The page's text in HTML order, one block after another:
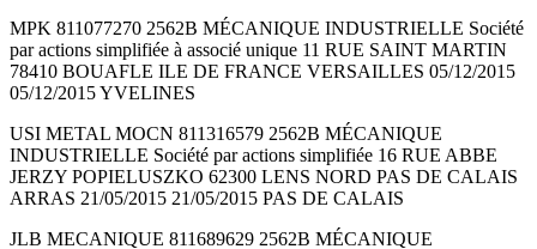
MPK 811077270 2562B MÉCANIQUE INDUSTRIELLE Société
par actions simplifiée à associé unique 11 RUE SAINT MARTIN
78410 BOUAFLE ILE DE FRANCE VERSAILLES 05/12/2015
05/12/2015 YVELINES
USI METAL MOCN 811316579 2562B MÉCANIQUE
INDUSTRIELLE Société par actions simplifiée 16 RUE ABBE
JERZY POPIELUSZKO 62300 LENS NORD PAS DE CALAIS
ARRAS 21/05/2015 21/05/2015 PAS DE CALAIS
JLB MECANIQUE 811689629 2562B MÉCANIQUE